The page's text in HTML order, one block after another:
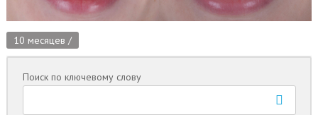
10 месяцев /
Поиск по ключевому слову